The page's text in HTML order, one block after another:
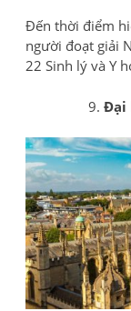
Đến thời điểm
người đoạt giải
22 Sinh lý và Y
Đại